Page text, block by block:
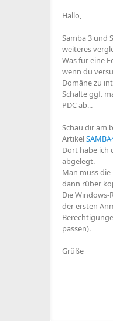
Hallo,
Samba 3 und
weiteres
Was für eine
wenn du
Domäne zu
Schalte ggf.
PDC ab...
Schau dir am
Artikel
Dort habe ich
abgelegt.
Man muss
dann rüber
Die Windows-
der ersten
passen).
Grüße